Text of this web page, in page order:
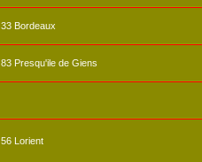
33 Bordeaux
83 Presqu'ile de Giens
56 Lorient